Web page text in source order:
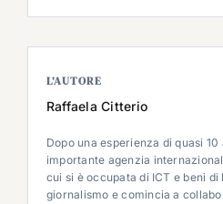
L’AUTORE
Raffaela Citterio
Dopo una esperienza di quasi 10
importante agenzia
cui si è occupata di ICT e beni
giornalismo e comincia a